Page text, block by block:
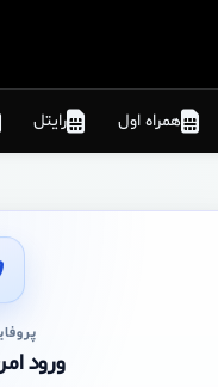
همراه اول رایتل
ورود